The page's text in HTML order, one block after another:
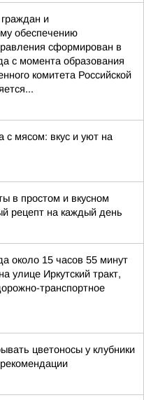
и
обеспечению
сформирован в
с момента образования
комитета Российской
с мясом: вкус и уют на
в простом и вкусном
рецепт на каждый день
около 15 часов 55 минут
улице Иркутский тракт,
транспортное
цветоносы у клубники